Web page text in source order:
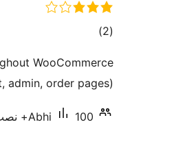
(2 مجموع)
WooCommerce
admin, order pages).
Abhi 100+ نصب فعال